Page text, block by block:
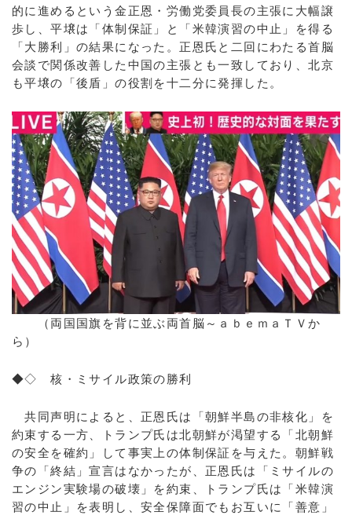
的に進めるという金正恩・労働党委員長の主張に大幅譲
歩し、平壌は「体制保証」と「米韓演習の中止」を得る
「大勝利」の結果になった。正恩氏と二回にわたる首脳
会談で関係改善した中国の主張とも一致しており、北京
も平壌の「後盾」の役割を十二分に発揮した。
（両国国旗を背に並ぶ両首脳～ａｂｅｍａＴＶか
ら）
◆◇ 核・ミサイル政策の勝利
共同声明によると、正恩氏は「朝鮮半島の非核化」を
約束する一方、トランプ氏は北朝鮮が渇望する「北朝鮮
の安全を確約」して事実上の体制保証を与えた。朝鮮戦
争の「終結」宣言はなかったが、正恩氏は「ミサイルの
エンジン実験場の破壊」を約束、トランプ氏は「米韓演
習の中止」を表明し、安全保障面でもお互いに「善意」